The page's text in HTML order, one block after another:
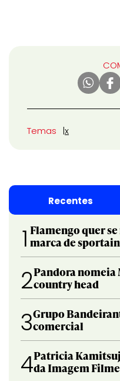
Temas x
Recentes
1 Flamengo quer
marca de
2Pandora
country head
3Grupo
comercial
4Patricia
da Imagem